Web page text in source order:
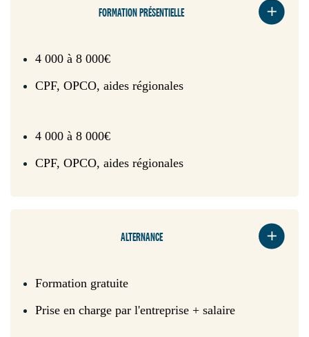
FORMATION PRÉSENTIELLE
4 000 à 8 000€
CPF, OPCO, aides régionales
4 000 à 8 000€
CPF, OPCO, aides régionales
ALTERNANCE
Formation gratuite
Prise en charge par l'entreprise + salaire